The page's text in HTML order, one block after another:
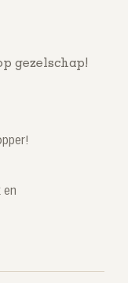
gezelschap!
en